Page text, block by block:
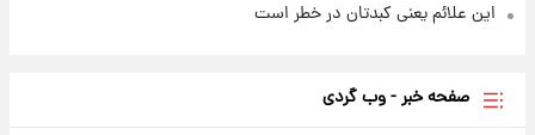
این علائم یعنی کبدتان در خطر است
صفحه خبر - وب گردی